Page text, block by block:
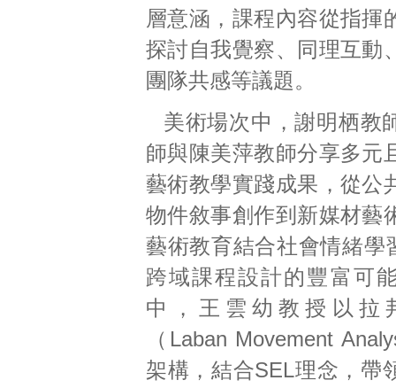
層意涵，課程內容從指揮
探討自我覺察、同理互動
團隊共感等議題。
美術場次中，謝明栖教
師與陳美萍教師分享多元
藝術教學實踐成果，從公
物件敘事創作到新媒材藝
藝術教育結合社會情緒學
跨域課程設計的豐富可
中，王雲幼教授以拉
（Laban Movement
架構，結合SEL理念，帶